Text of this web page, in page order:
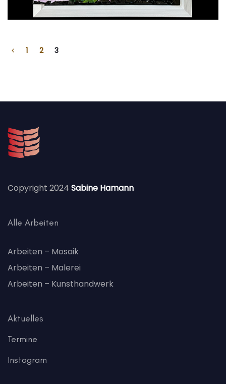
1 2 3
Copyright 2024 Sabine Hamann
Alle Arbeiten
Arbeiten – Mosaik
Arbeiten – Malerei
Arbeiten – Kunsthandwerk
Aktuelles
Termine
Instagram